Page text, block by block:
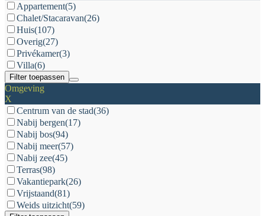
Appartement(5)
Chalet/Stacaravan(26)
Huis(107)
Overig(27)
Privékamer(3)
Villa(6)
Filter toepassen
Omgeving
X
Centrum van de stad(36)
Nabij bergen(17)
Nabij bos(94)
Nabij meer(57)
Nabij zee(45)
Terras(98)
Vakantiepark(26)
Vrijstaand(81)
Weids uitzicht(59)